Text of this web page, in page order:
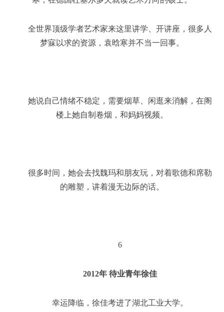
全世界顶级学者艺术家来这里讲学、开讲座，很多人
梦寐以求的资源，袁晗寒并不当一回事。
她说自己情绪不稳定，需要烟草、闲逛来消解，在阁
楼上她自制卷烟，和妈妈视频。
很多时间，她会去找魏玛和朋友玩，对着歌德和席勒
的雕塑，讲着漫无边际的话。
6
2012年 待业青年徐佳
幸运降临，徐佳考进了湖北工业大学。